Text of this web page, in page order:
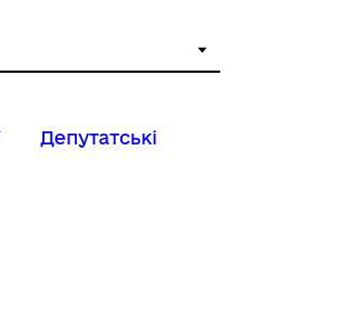
Депутатські